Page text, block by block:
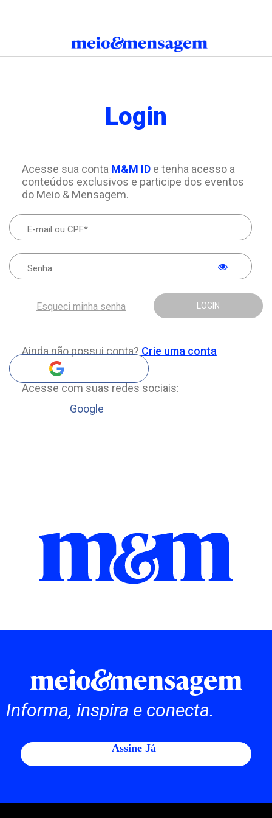
Login
Acesse sua conta M&M IDe tenha acesso a
conteúdos exclusivos e participe dos eventos
do Meio & Mensagem.
LOGIN
Esqueci minha senha
Ainda não possui conta? Crie uma conta
Acesse com suas redes sociais:
Google
Informa, inspira e conecta.
Assine Já